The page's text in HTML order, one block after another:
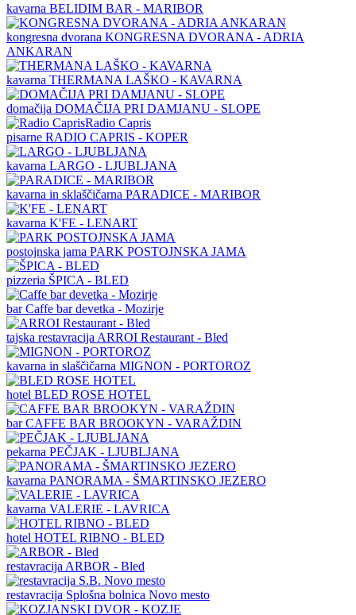
kavarna BELIDIM BAR - MARIBOR
kongresna dvorana KONGRESNA DVORANA - ADRIA
ANKARAN
kavarna THERMANA LAŠKO - KAVARNA
domačija DOMAČIJA PRI DAMJANU - SLOPE
pisarne RADIO CAPRIS - KOPER
kavarna LARGO - LJUBLJANA
kavarna in sklaščičarna PARADICE - MARIBOR
kavarna K'FE - LENART
postojnska jama PARK POSTOJNSKA JAMA
pizzeria ŠPICA - BLED
barCaffe bar devetka - Mozirje
tajska restavracija ARROI Restaurant - Bled
kavarna in slaščičarna MIGNON - PORTOROZ
hotel BLED ROSE HOTEL
barCAFFE BAR BROOKYN - VARAŽDIN
pekarna PEČJAK - LJUBLJANA
kavarna PANORAMA - ŠMARTINSKO JEZERO
kavarna VALERIE - LAVRICA
hotel HOTEL RIBNO - BLED
restavracija ARBOR - Bled
restavracija Splošna bolnica Novo mesto